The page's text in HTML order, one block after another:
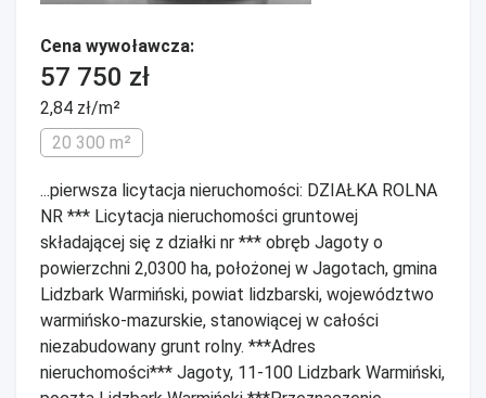
Cena wywoławcza:
57 750 zł
2,84 zł/m²
20 300 m²
...pierwsza licytacja nieruchomości: DZIAŁKA ROLNA
NR *** Licytacja nieruchomości gruntowej
składającej się z działki nr *** obręb Jagoty o
powierzchni 2,0300 ha, położonej w Jagotach, gmina
Lidzbark Warmiński, powiat lidzbarski, województwo
warmińsko-mazurskie, stanowiącej w całości
niezabudowany grunt rolny. ***Adres
nieruchomości*** Jagoty, 11-100 Lidzbark Warmiński,